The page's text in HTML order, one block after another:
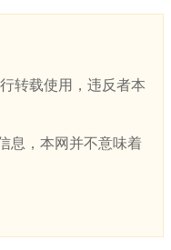
转载使用，违反者本
息，本网并不意味着